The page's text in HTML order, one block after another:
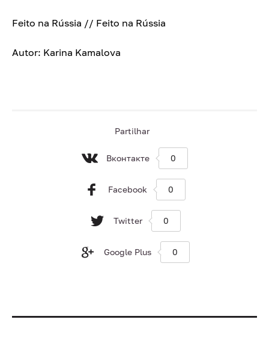
Feito na Rússia // Feito na Rússia
Autor: Karina Kamalova
Partilhar
Вконтакте 0
Facebook 0
Twitter 0
Google Plus 0